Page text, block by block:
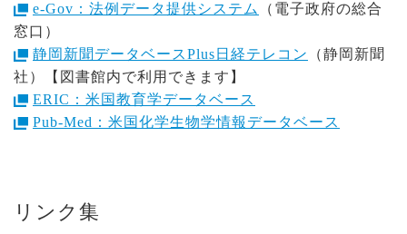
e-Gov：法例データ提供システム
（電子政府の総合
窓口）
静岡新聞データベースPlus日経テレコン
（静岡新聞
社）
【図書館内で利用できます】
ERIC：米国教育学データベース
Pub-Med：米国化学生物学情報データベース
リンク集